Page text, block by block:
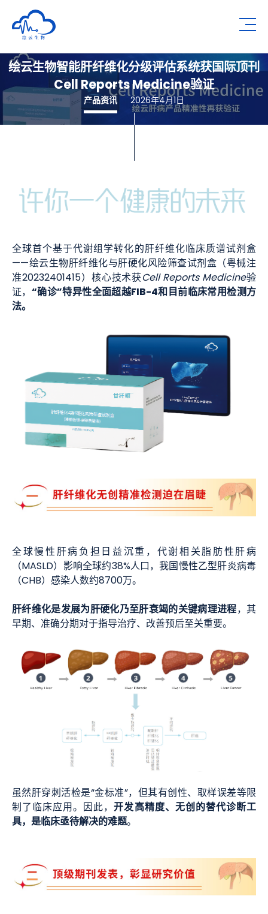
深圳市绘云生物科技有限公司
绘云生物智能肝纤维化分级评估系统获国际顶刊
Cell Reports Medicine验证
产品资讯 2026年4月1日
全球首个基于代谢组学转化的肝纤维化临床质谱试剂盒
——绘云生物肝纤维化与肝硬化风险筛查试剂盒（粤械注
准20232401415）核心技术获Cell Reports Medicine验
证， “确诊”特异性全面超越FIB-4和目前临床常用检测方
法。
全球慢性肝病负担日益沉重，代谢相关脂肪性肝病
（MASLD）影响全球约38%人口，我国慢性乙型肝炎病毒
（CHB）感染人数约8700万。
肝纤维化是发展为肝硬化乃至肝衰竭的关键病理进程，其
早期、准确分期对于指导治疗、改善预后至关重要。
虽然肝穿刺活检是“金标准”，但其有创性、取样误差等限
制了临床应用。因此，开发高精度、无创的替代诊断工
具，是临床亟待解决的难题。